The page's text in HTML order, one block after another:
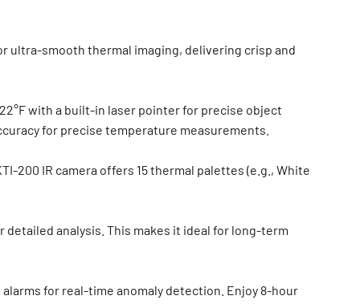
ultra-smooth thermal imaging, delivering crisp and
with a built-in laser pointer for precise object
for precise temperature measurements.
200 IR camera offers 15 thermal palettes (e.g., White
analysis. This makes it ideal for long-term
for real-time anomaly detection. Enjoy 8-hour